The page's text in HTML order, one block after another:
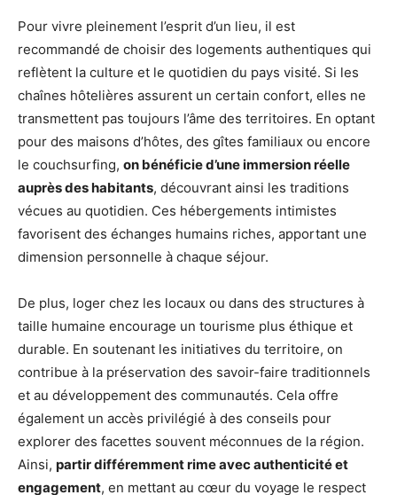
Pour vivre pleinement l’esprit d’un lieu, il est
recommandé de choisir des logements authentiques qui
reflètent la culture et le quotidien du pays visité. Si les
chaînes hôtelières assurent un certain confort, elles ne
transmettent pas toujours l’âme des territoires. En optant
pour des maisons d’hôtes, des gîtes familiaux ou encore
le couchsurfing, on bénéficie d’une immersion réelle
auprès des habitants, découvrant ainsi les traditions
vécues au quotidien. Ces hébergements intimistes
favorisent des échanges humains riches, apportant une
dimension personnelle à chaque séjour.
De plus, loger chez les locaux ou dans des structures à
taille humaine encourage un tourisme plus éthique et
durable. En soutenant les initiatives du territoire, on
contribue à la préservation des savoir-faire traditionnels
et au développement des communautés. Cela offre
également un accès privilégié à des conseils pour
explorer des facettes souvent méconnues de la région.
Ainsi, partir différemment rime avec authenticité et
engagement, en mettant au cœur du voyage le respect